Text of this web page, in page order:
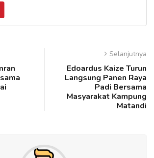
Selanjutnya
Edoardus Kaize Turun
Langsung Panen Raya
Padi Bersama
Masyarakat Kampung
Matandi